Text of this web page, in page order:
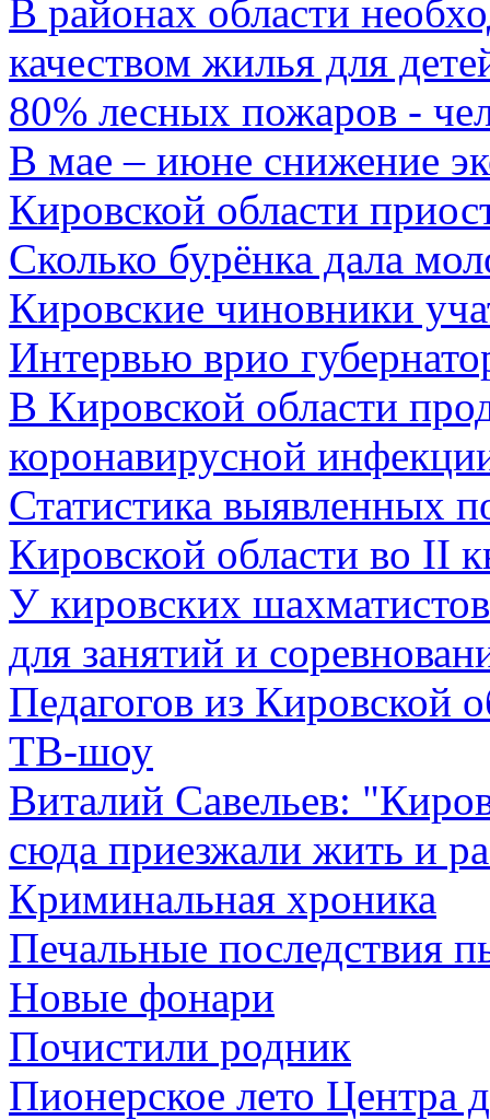
В районах области
качеством жилья для
80% лесных пожаров -
В мае – июне снижение
Кировской области
Сколько бурёнка дала
Кировские чиновники
Интервью врио
В Кировской области
коронавирусной
Статистика выявленных
Кировской области во II
У кировских
для занятий и
Педагогов из Кировской
ТВ-шоу
Виталий Савельев:
сюда приезжали жить и
Криминальная хроника
Печальные последствия
Новые фонари
Почистили родник
Пионерское лето Центра